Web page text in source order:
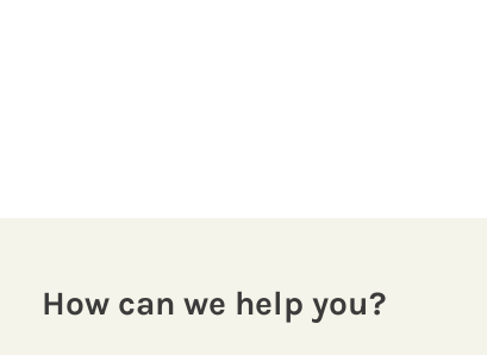
How can we help you?